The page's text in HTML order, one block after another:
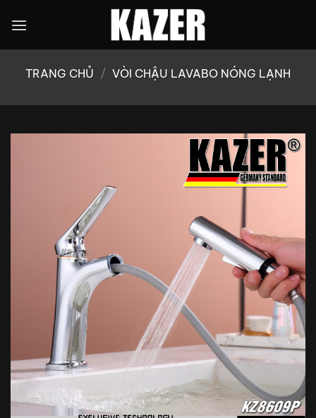
qua
TRANG CHỦ / VÒI CHẬU LAVABO NÓNG LẠNH